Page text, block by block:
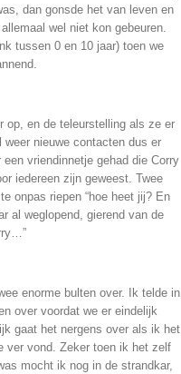
dan gonsde het van leven en
wel niet kon gebeuren.
tussen 0 en 10 jaar) toen we
op, en de teleurstelling als ze er
nieuwe contacten dus er
vriendinnetje gehad die Corry
iedereen zijn geweest. Twee
onpas riepen “hoe heet jij? En
al weglopend, gierend van de
enorme bulten over. Ik telde in
over voordat we er eindelijk
gaat het nergens over als ik het
ver vond. Zeker toen ik het zelf
mocht ik nog in de strandkar,